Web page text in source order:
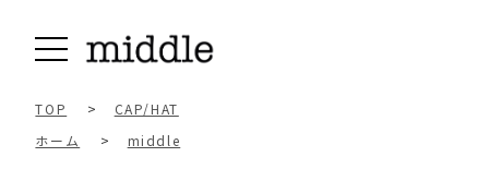
TOP >
CAP/HAT
ホーム
> middle